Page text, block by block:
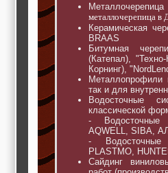
металлочерепица в
Керамическая
BRAAS
Битумная
(Катепал),
Корнинг),
Металлопрофили
так и для
Водосточные
классической
- Водосточные
AQWELL, SIBA,
- Водосточные
PLASTMO,
Сайдинг